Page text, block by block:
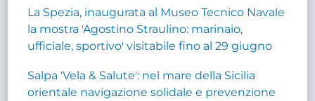
La Spezia, inaugurata al Museo Tecnico Navale
la mostra 'Agostino Straulino: marinaio,
ufficiale, sportivo' visitabile fino al 29 giugno
Salpa 'Vela & Salute': nel mare della Sicilia
orientale navigazione solidale e prevenzione